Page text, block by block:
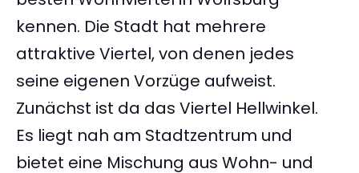
kennen. Die Stadt hat mehrere
attraktive Viertel, von denen jedes
seine eigenen Vorzüge aufweist.
Zunächst ist da das Viertel Hellwinkel.
Es liegt nah am Stadtzentrum und
bietet eine Mischung aus Wohn- und